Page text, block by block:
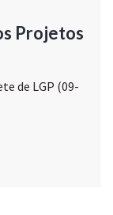
Projetos
de LGP (09-